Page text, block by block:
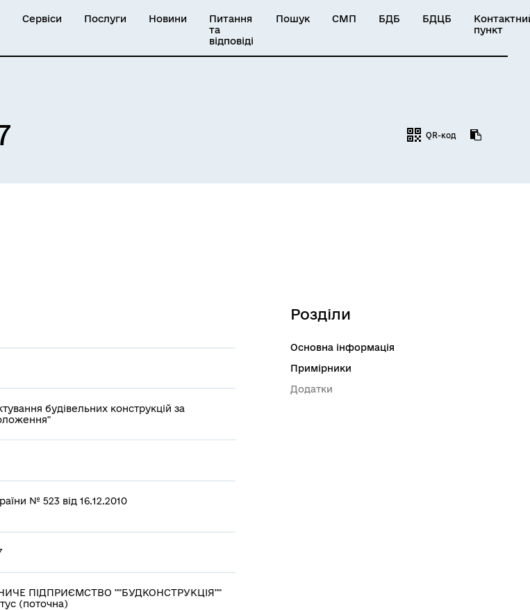
Сервіси Послуги Новини
Питання
та
відповіді
Пошук СМП БДБ БДЦБ
пункт
QR-код
будівельних конструкцій за
№ 523 від 16.12.2010
ПІДПРИЄМСТВО ""БУДКОНСТРУКЦІЯ""
(поточна)
Розділи
Основна інформація
Примірники
Додатки